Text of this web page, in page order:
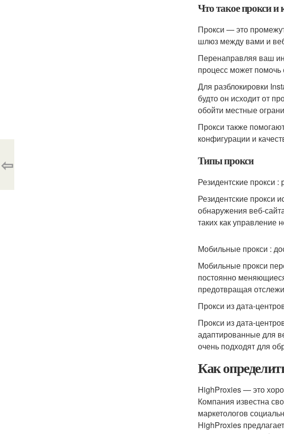
Что такое прокси
Прокси — это
шлюз между вами и
Перенаправляя ваш
процесс может
Для разблокировки
будто он исходит от
обойти местные
Прокси также
конфигурации и
Типы прокси
Резидентские прокси
Резидентские прокси
обнаружения веб-
таких как управление
Мобильные прокси :
Мобильные прокси
постоянно
предотвращая
Прокси из дата-
Прокси из дата-
адаптированные для
очень подходят для
Как
HighProxies — это
Компания известна
маркетологов
HighProxies
⇦